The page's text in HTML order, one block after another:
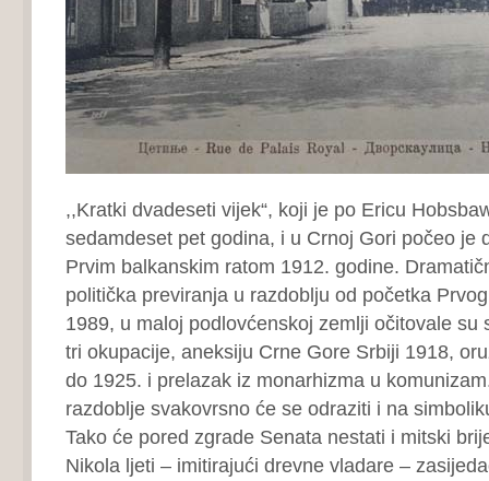
,,Kratki dvadeseti vijek“, koji je po Ericu
sedamdeset pet godina, i u Crnoj Gori počeo je
Prvim balkanskim ratom 1912. godine.
politička previranja u razdoblju od početka
1989, u maloj podlovćenskoj zemlji očitovale su
tri okupacije, aneksiju Crne Gore Srbiji 1918,
do 1925. i prelazak iz monarhizma u
razdoblje svakovrsno će se odraziti i na
Tako će pored zgrade Senata nestati i mitski
Nikola ljeti – imitirajući drevne vladare –